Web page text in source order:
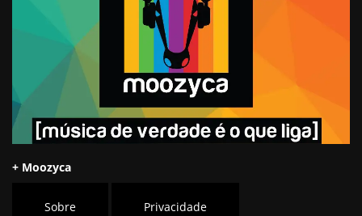
+ Moozyca
Sobre Privacidade